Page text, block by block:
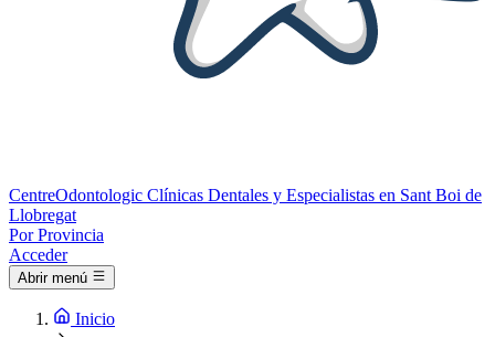
CentreOdontologic Clínicas Dentales y Especialistas en Sant Boi de
Llobregat
Por Provincia
Acceder
Abrir menú
Inicio